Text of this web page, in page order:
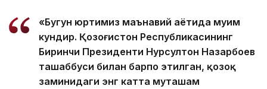
«Бугун юртимиз маънавий ҳаётида муҳим
кундир. Қозоғистон Республикасининг
Биринчи Президенти Нурсултон Назарбоев
ташаббуси билан барпо этилган, қозоқ
заминидаги энг катта муҳташам